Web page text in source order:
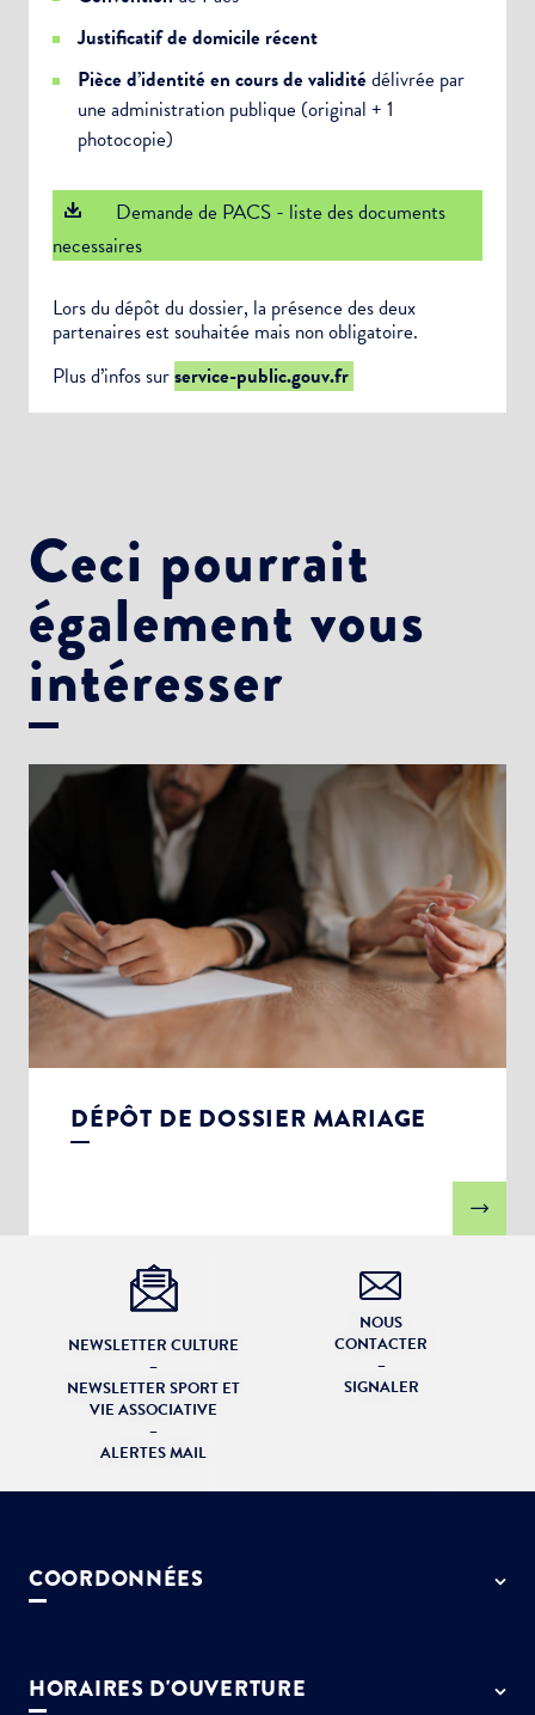
Justificatif de domicile récent
Pièce d’identité en cours de validitédélivrée par
une administration publique (original + 1
photocopie)
Demande de PACS - liste des documents
necessaires
Lors du dépôt du dossier, la présence des deux
partenaires est souhaitée mais non obligatoire.
Plus d’infos surservice-public.gouv.fr
Ceci pourrait
également vous
intéresser
DÉPÔT DE DOSSIER MARIAGE
NEWSLETTER CULTURE
–
NEWSLETTER SPORT ET
VIE ASSOCIATIVE
–
ALERTES MAIL
NOUS
CONTACTER
–
SIGNALER
COORDONNÉES
01 64 13 55 55
HORAIRES D'OUVERTURE